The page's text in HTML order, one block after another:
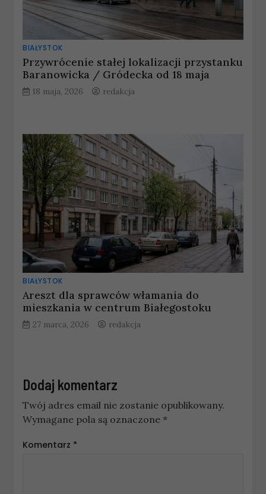
BIAŁYSTOK
Przywrócenie stałej lokalizacji przystanku
Baranowicka / Gródecka od 18 maja
18 maja, 2026 redakcja
BIAŁYSTOK
Areszt dla sprawców włamania do
mieszkania w centrum Białegostoku
27 marca, 2026 redakcja
Dodaj komentarz
Twój adres email nie zostanie opublikowany.
Wymagane pola są oznaczone *
Komentarz *